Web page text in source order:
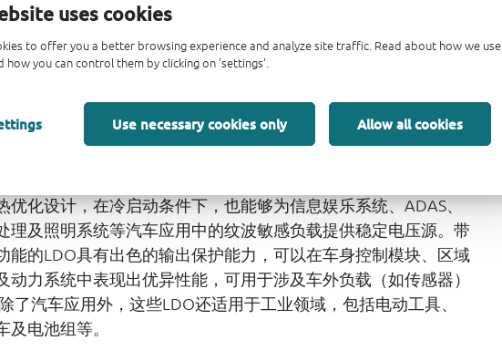
uses cookies
to offer you a better browsing experience and analyze site traffic. Read about how we use
how you can control them by clicking on 'settings'.
Use necessary cookies only Allow all cookies
全新推出高精度和超低静态电流的汽车
系列
-- Nexperia今日新推出一系列符合AEC-Q100标准的超低静态电流
优化设计，在冷启动条件下，也能够为信息娱乐系统、ADAS、
理及照明系统等汽车应用中的纹波敏感负载提供稳定电压源。带
能的LDO具有出色的输出保护能力，可以在车身控制模块、区域
动力系统中表现出优异性能，可用于涉及车外负载（如传感器）
了汽车应用外，这些LDO还适用于工业领域，包括电动工具、
及电池组等。